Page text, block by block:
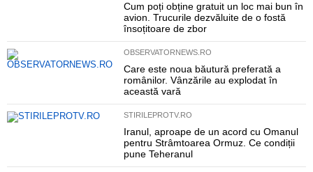
Cum poți obține gratuit un loc mai bun în
avion. Trucurile dezvăluite de o fostă
însoțitoare de zbor
OBSERVATORNEWS.RO
Care este noua băutură preferată a
românilor. Vânzările au explodat în
această vară
STIRILEPROTV.RO
Iranul, aproape de un acord cu Omanul
pentru Strâmtoarea Ormuz. Ce condiții
pune Teheranul